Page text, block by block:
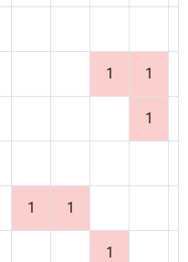
1 1
1
1 1
1